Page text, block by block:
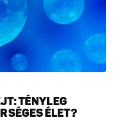
TÉNYLEG
ÉLET?